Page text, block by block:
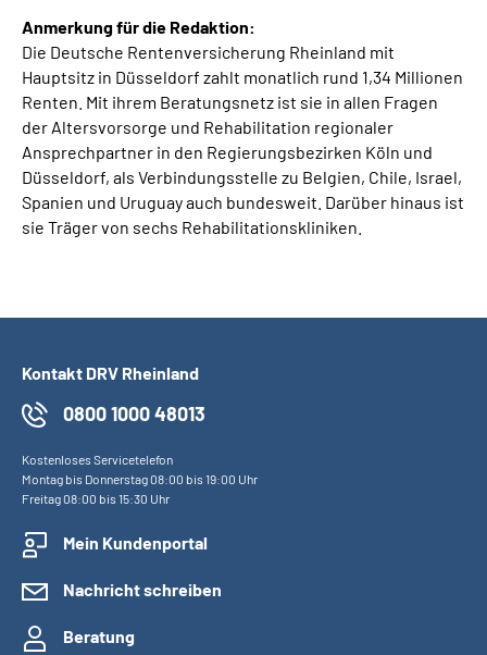
Anmerkung für die Redaktion:
Die Deutsche Rentenversicherung Rheinland mit
Hauptsitz in Düsseldorf zahlt monatlich rund 1,34 Millionen
Renten. Mit ihrem Beratungsnetz ist sie in allen Fragen
der Altersvorsorge und Rehabilitation regionaler
Ansprechpartner in den Regierungsbezirken Köln und
Düsseldorf, als Verbindungsstelle zu Belgien, Chile, Israel,
Spanien und Uruguay auch bundesweit. Darüber hinaus ist
sie Träger von sechs Rehabilitationskliniken.
Kontakt DRV Rheinland
0800 1000 48013
Kostenloses Servicetelefon
Montag bis Donnerstag 08:00 bis 19:00 Uhr
Freitag 08:00 bis 15:30 Uhr
Mein Kundenportal
Nachricht schreiben
Beratung